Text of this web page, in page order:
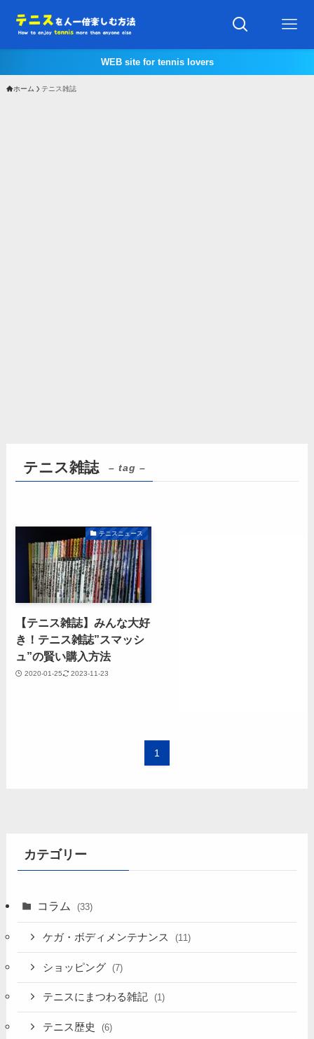
WEB site for tennis lovers
ホーム テニス雑誌
テニス雑誌 – tag –
テニスニュース
【テニス雑誌】みんな大好
き！テニス雑誌”スマッシ
ュ”の賢い購入方法
2020-01-25 2023-11-23
1
カテゴリー
コラム (33)
ケガ・ボディメンテナンス (11)
ショッピング (7)
テニスにまつわる雑記 (1)
テニス歴史 (6)